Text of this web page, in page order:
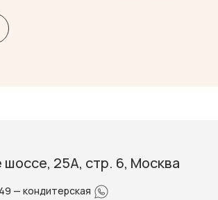
25А, стр. 6, Москва
— кондитерская